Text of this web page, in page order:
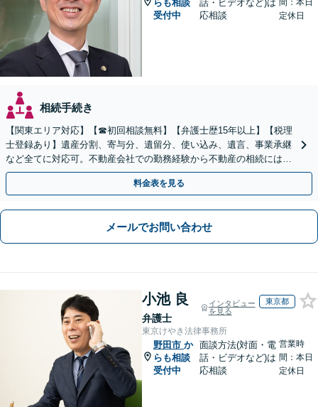
らも相談
受付中
話・ビデオなど)は
応相談
間：本日
定休日
相続手続き
【関東エリア対応】【☎︎初回相談無料】【弁護士歴15年以上】【税理
士登録あり】遺産分割、寄与分、遺留分、使い込み、遺言、事業承継
など全てに対応可。不動産会社での勤務経験から不動産の相続には特
に的確に対応【出張サービス】【夜間・休日面談】
料金表を見る
メールでお問い合わせ
小池 良
弁護士
インタビュー
を見る
東京都
東京けやき法律事務所
野田市 か
らも相談
受付中
面談方法(対面・電
話・ビデオなど)は
応相談
営業時
間：本日
定休日